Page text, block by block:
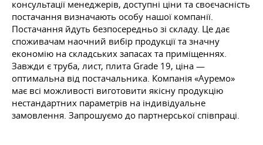
консультації менеджерів, доступні ціни та своєчасність
постачання визначають особу нашої компанії.
Постачання йдуть безпосередньо зі складу. Це дає
споживачам наочний вибір продукції та значну
економію на складських запасах та приміщеннях.
Завжди є труба, лист, плита Grade 19, ціна —
оптимальна від постачальника. Компанія «Ауремо»
має всі можливості виготовити якісну продукцію
нестандартних параметрів на індивідуальне
замовлення. Запрошуємо до партнерської співпраці.